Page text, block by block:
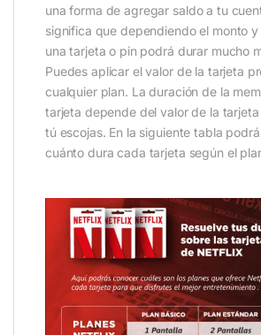
una forma de agregar saldo a tu
significa que dependiendo el monto y
una tarjeta o pin podrá durar mucho
Puedes aplicar el valor de la tarjeta
cualquier plan. La duración de la
tarjeta depende del valor de la
tú escojas. En la siguiente tabla
cuánto dura cada tarjeta según el